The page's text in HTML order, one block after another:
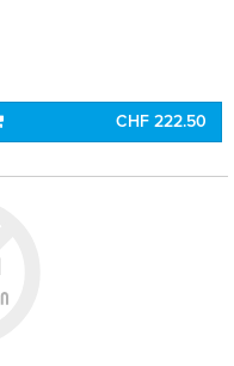
CHF 222.50